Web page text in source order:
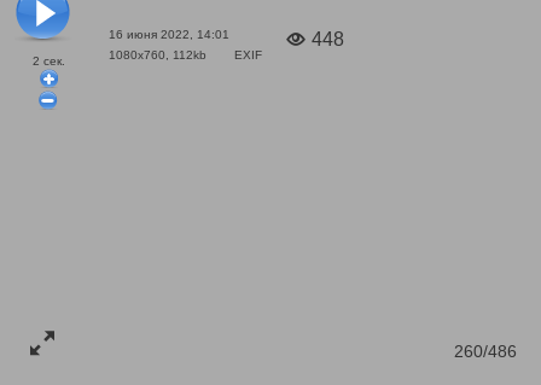
2 сек.
16 июня 2022, 14:01
1080x760, 112kb
EXIF
448
260/486